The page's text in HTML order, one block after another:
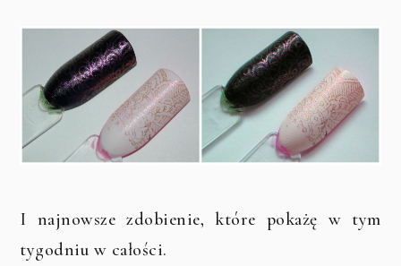
I najnowsze zdobienie, które pokażę w tym
tygodniu w całości.